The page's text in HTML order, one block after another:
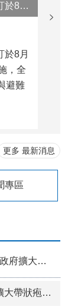
臺北市2026城鎮韌性(防空)演習訂於8月13日(四)14:30-15:00實施
於8月
，全
避難
心。(
更多 最新消息
專區
疱疹疫苗公告
院外門診部接種資訊。